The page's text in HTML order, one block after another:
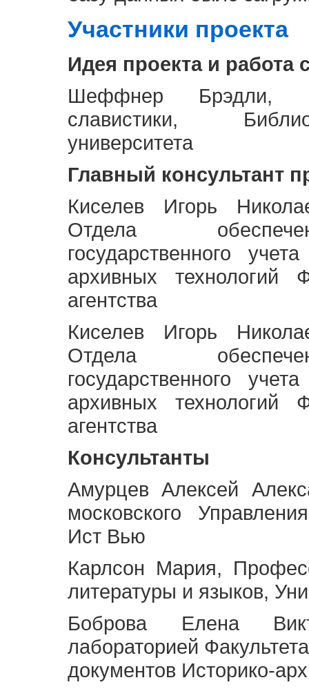
Участники проекта
Идея проекта и работа
Шеффнер Брэдли,
славистики,
университета
Главный консультант
Киселев Игорь
Отдела
государственного
архивных технологий
агентства
Киселев Игорь
Отдела
государственного
архивных технологий
агентства
Консультанты
Амурцев Алексей
московского
Ист Вью
Карлсон Мария,
литературы и языков,
Боброва Елена
лабораторией
документов Историко-